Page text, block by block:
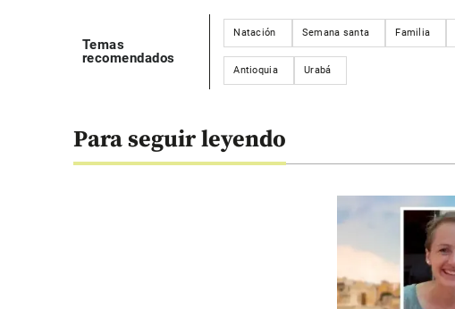
Temas
recomendados
Natación Semana santa Familia
Antioquia Urabá
Para seguir leyendo